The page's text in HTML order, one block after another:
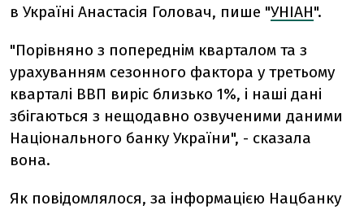
в Україні Анастасія Головач, пише "УНІАН".
"Порівняно з попереднім кварталом та з
урахуванням сезонного фактора у третьому
кварталі ВВП виріс близько 1%, і наші дані
збігаються з нещодавно озвученими даними
Національного банку України", - сказала
вона.
Як повідомлялося, за інформацією Нацбанку